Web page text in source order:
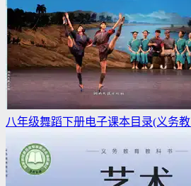
八年级舞蹈下册电子课本目录(义务